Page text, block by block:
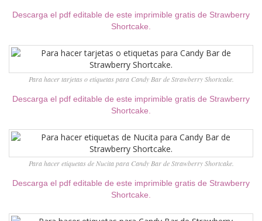
Descarga el pdf editable de este imprimible gratis de Strawberry
Shortcake.
Para hacer tarjetas o etiquetas para Candy Bar de Strawberry Shortcake.
Descarga el pdf editable de este imprimible gratis de Strawberry
Shortcake.
Para hacer etiquetas de Nucita para Candy Bar de Strawberry Shortcake.
Descarga el pdf editable de este imprimible gratis de Strawberry
Shortcake.